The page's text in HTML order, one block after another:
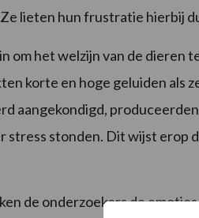
lieten hun frustratie hierbij
om het welzijn van de dieren
korte en hoge geluiden
aangekondigd,
stress stonden. Dit wijst erop
de onderzoekers de